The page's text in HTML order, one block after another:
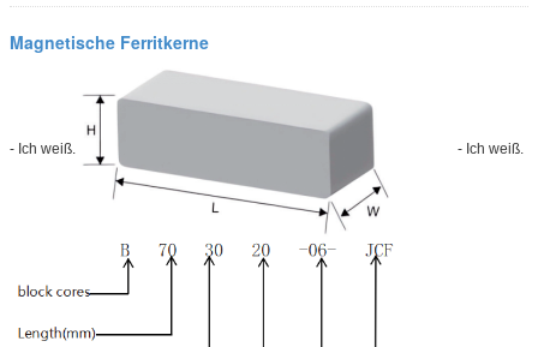
Magnetische Ferritkerne
- Ich weiß. - Ich weiß.